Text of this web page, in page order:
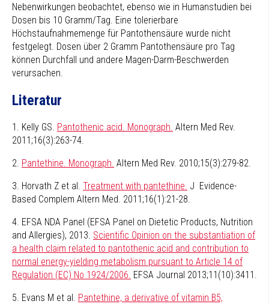
Nebenwirkungen beobachtet, ebenso wie in Humanstudien bei
Dosen bis 10 Gramm/Tag. Eine tolerierbare
Höchstaufnahmemenge für Pantothensäure wurde nicht
festgelegt. Dosen über 2 Gramm Pantothensäure pro Tag
können Durchfall und andere Magen-Darm-Beschwerden
verursachen.
Literatur
1. Kelly GS. Pantothenic acid. Monograph. Altern Med Rev.
2011;16(3):263-74.
2. Pantethine. Monograph. Altern Med Rev. 2010;15(3):279-82.
3. Horvath Z et al. Treatment with pantethine. J Evidence-
Based Complem Altern Med. 2011;16(1):21-28.
4. EFSA NDA Panel (EFSA Panel on Dietetic Products, Nutrition
and Allergies), 2013. Scientific Opinion on the substantiation of
a health claim related to pantothenic acid and contribution to
normal energy-yielding metabolism pursuant to Article 14 of
Regulation (EC) No 1924/2006. EFSA Journal 2013;11(10):3411.
5. Evans M et al. Pantethine, a derivative of vitamin B5,